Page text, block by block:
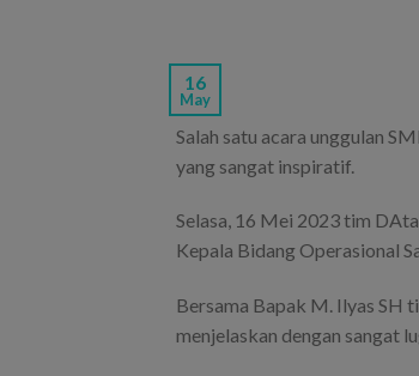
16
May
Salah satu acara unggulan
yang sangat inspiratif.
Selasa, 16 Mei 2023 tim
Kepala Bidang Operasional
Bersama Bapak M. Ilyas SH
menjelaskan dengan sangat